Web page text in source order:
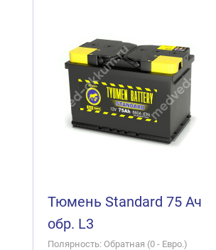
Тюмень Standard 75 Ач
обр. L3
Полярность: Обратная (0 - Евро.)